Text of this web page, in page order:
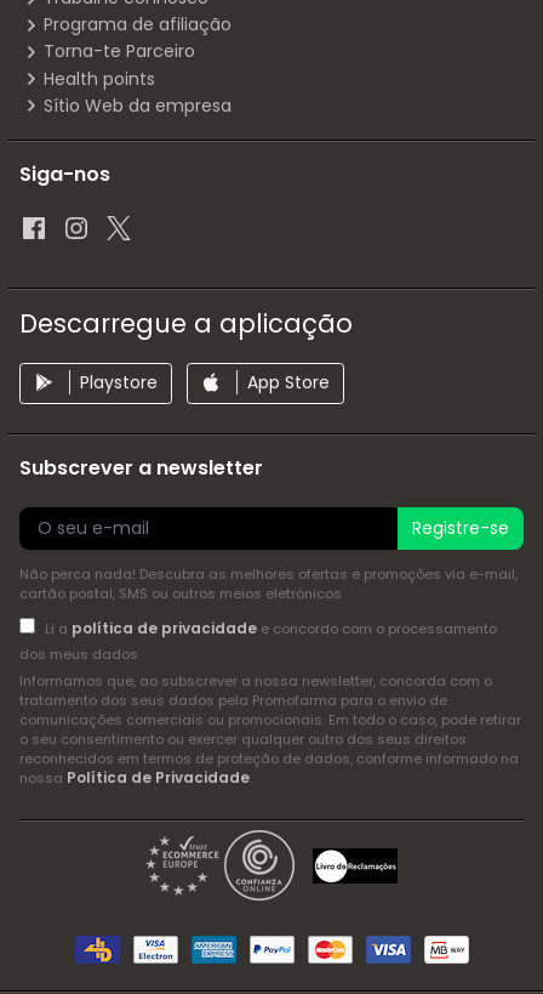
Programa de afiliação
Torna-te Parceiro
Health points
Sítio Web da empresa
Siga-nos
Descarregue a aplicação
Playstore App Store
Subscrever a newsletter
Registre-se
Não perca nada! Descubra as melhores ofertas e promoções via e-mail,
cartão postal, SMS ou outros meios eletrónicos
Li a política de privacidadee concordo com o processamento
dos meus dados
Informamos que, ao subscrever a nossa newsletter, concorda com o
tratamento dos seus dados pela Promofarma para o envio de
comunicações comerciais ou promocionais. Em todo o caso, pode retirar
o seu consentimento ou exercer qualquer outro dos seus direitos
reconhecidos em termos de proteção de dados, conforme informado na
nossa Política de Privacidade.